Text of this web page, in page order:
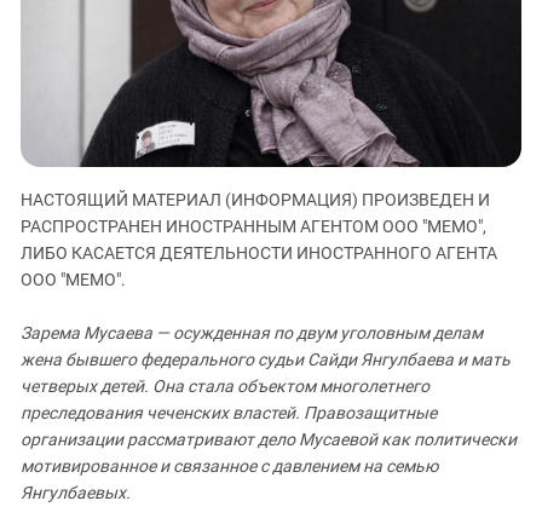
ЗАСТАВЛЯЕТ
КАВКАЗ ЗА ПАЛЕСТИНУ
ИНАКОМЫСЛИЕ В ЧЕЧНЕ
ПРЕСЛЕДОВАНИЕ АКТИВИСТОВ
МОБИЛИЗАЦИЯ И ПРОТЕСТЫ
Кабардино-Балкария
Калмыкия
Карачаево-Черкесия
Краснодарский край
Нагорный Карабах
Российская Федерация
Северная Осетия - Алания
СКФО
Ставропольский край
Чечня
Южная Осетия
НАСТОЯЩИЙ МАТЕРИАЛ (ИНФОРМАЦИЯ) ПРОИЗВЕДЕН И
РАСПРОСТРАНЕН ИНОСТРАННЫМ АГЕНТОМ ООО "МЕМО",
ЛИБО КАСАЕТСЯ ДЕЯТЕЛЬНОСТИ ИНОСТРАННОГО АГЕНТА
ООО "МЕМО".
Зарема Мусаева — осужденная по двум уголовным делам
жена бывшего федерального судьи Сайди Янгулбаева и мать
четверых детей. Она стала объектом многолетнего
преследования чеченских властей. Правозащитные
организации рассматривают дело Мусаевой как политически
мотивированное и связанное с давлением на семью
Янгулбаевых.